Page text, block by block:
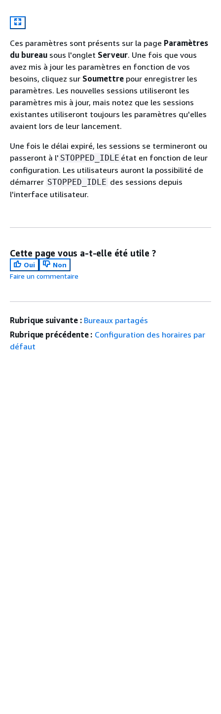
Ces paramètres sont présents sur la page Paramètres
du bureau sous l'onglet Serveur. Une fois que vous
avez mis à jour les paramètres en fonction de vos
besoins, cliquez sur Soumettre pour enregistrer les
paramètres. Les nouvelles sessions utiliseront les
paramètres mis à jour, mais notez que les sessions
existantes utiliseront toujours les paramètres qu'elles
avaient lors de leur lancement.
Une fois le délai expiré, les sessions se termineront ou
passeront à l' STOPPED_IDLE état en fonction de leur
configuration. Les utilisateurs auront la possibilité de
démarrer STOPPED_IDLE des sessions depuis
l'interface utilisateur.
Cette page vous a-t-elle été utile ?
Oui
Non
Faire un commentaire
Rubrique suivante : Bureaux partagés
Rubrique précédente : Configuration des horaires par
défaut